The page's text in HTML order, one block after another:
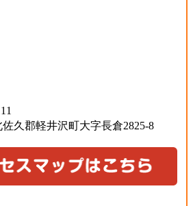
久郡軽井沢町大字長倉2825-8